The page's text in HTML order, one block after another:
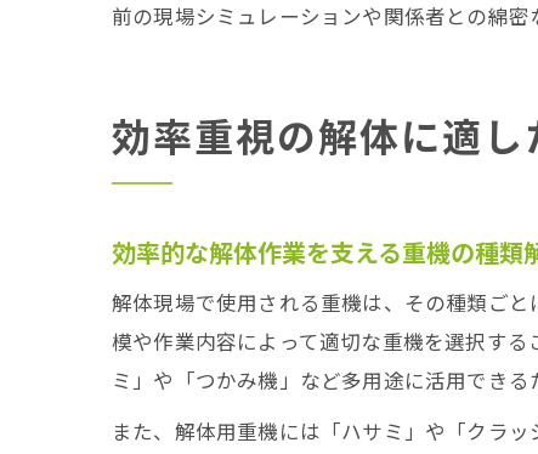
前の現場シミュレーションや関係者との綿
効率重視の解体に適
効率的な解体作業を支える重機の種類
解体現場で使用される重機は、その種類ご
模や作業内容によって適切な重機を選択す
ミ」や「つかみ機」など多用途に活用できる
また、解体用重機には「ハサミ」や「クラ